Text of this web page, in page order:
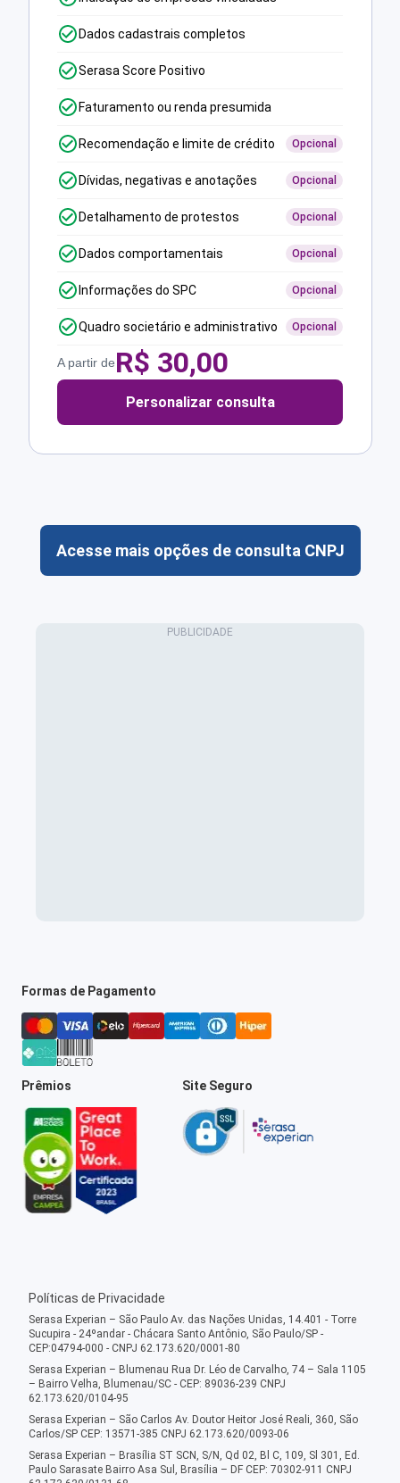
Dados cadastrais completos
Serasa Score Positivo
Faturamento ou renda presumida
Recomendação e limite de crédito Opcional
Dívidas, negativas e anotações Opcional
Detalhamento de protestos Opcional
Dados comportamentais Opcional
Informações do SPC Opcional
Quadro societário e administrativo Opcional
A partir deR$ 30,00
Personalizar consulta
Acesse mais opções de consulta CNPJ
Formas de Pagamento
Prêmios Site Seguro
Políticas de Privacidade
Serasa Experian – São Paulo Av. das Nações Unidas, 14.401 - Torre
Sucupira - 24ºandar - Chácara Santo Antônio, São Paulo/SP -
CEP:04794-000 - CNPJ 62.173.620/0001-80
Serasa Experian – Blumenau Rua Dr. Léo de Carvalho, 74 – Sala 1105
– Bairro Velha, Blumenau/SC - CEP: 89036-239 CNPJ
62.173.620/0104-95
Serasa Experian – São Carlos Av. Doutor Heitor José Reali, 360, São
Carlos/SP CEP: 13571-385 CNPJ 62.173.620/0093-06
Serasa Experian – Brasília ST SCN, S/N, Qd 02, Bl C, 109, Sl 301, Ed.
Paulo Sarasate Bairro Asa Sul, Brasília – DF CEP: 70302-911 CNPJ